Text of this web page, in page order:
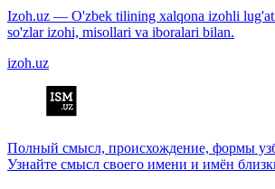
Izoh.uz — O'zbek tilining xalqona izohli
so'zlar izohi, misollari va iboralari bilan.
izoh.uz
Полный смысл, происхождение, формы
Узнайте смысл своего имени и имён